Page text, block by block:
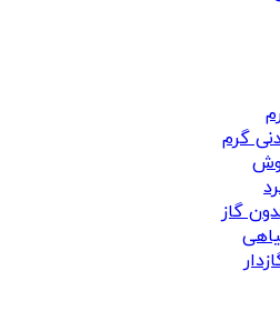
گرم
گاز